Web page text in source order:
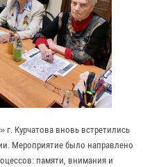
г. Курчатова вновь встретились
Мероприятие было направлено
памяти, внимания и